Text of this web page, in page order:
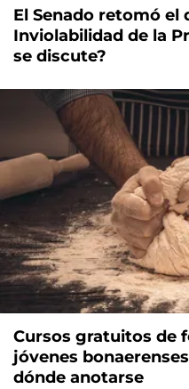
El Senado retomó el
Inviolabilidad de la
se discute?
Cursos gratuitos de
jóvenes
dónde anotarse